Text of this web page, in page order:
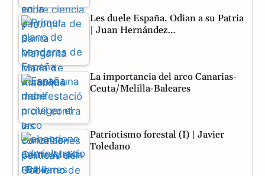
Les duele España. Odian a su Patria
| Juan Hernández…
La importancia del arco Canarias-
Ceuta/Melilla-Baleares
Patriotismo forestal (I) | Javier
Toledano